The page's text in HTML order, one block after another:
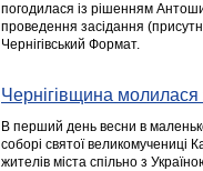
погодилася із рішенням
проведення засідання
Чернігівський Формат.
Чернігівщина
В перший день весни в
соборі святої великомучениці
жителів міста спільно з